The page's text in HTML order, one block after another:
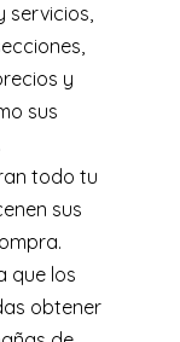
servicios,
y
sus
todo tu
sus
que los
obtener